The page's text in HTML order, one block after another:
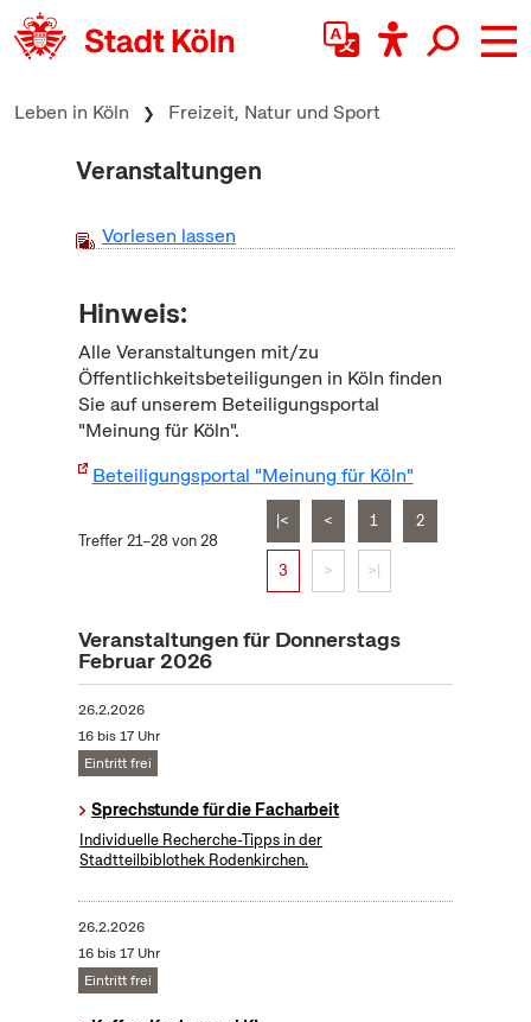
zum Inhalt springen
Leben in Köln Freizeit, Natur und Sport
Veranstaltungen
Vorlesen lassen
Hinweis:
Alle Veranstaltungen mit/zu
Öffentlichkeitsbeteiligungen in Köln finden
Sie auf unserem Beteiligungsportal
"Meinung für Köln".
Beteiligungsportal "Meinung für Köln"
Treffer 21–28 von 28
|< < 1 2
3 > >|
Veranstaltungen für Donnerstags
Februar 2026
26.2.2026
16 bis 17 Uhr
Eintritt frei
Sprechstunde für die Facharbeit
Individuelle Recherche-Tipps in der
Stadtteilbiblothek Rodenkirchen.
26.2.2026
16 bis 17 Uhr
Eintritt frei